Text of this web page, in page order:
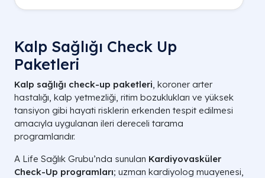
Kalp Sağlığı Check Up
Paketleri
Kalp sağlığı check-up paketleri, koroner arter
hastalığı, kalp yetmezliği, ritim bozuklukları ve yüksek
tansiyon gibi hayati risklerin erkenden tespit edilmesi
amacıyla uygulanan ileri dereceli tarama
programlarıdır.
A Life Sağlık Grubu’nda sunulan Kardiyovasküler
Check-Up programları; uzman kardiyolog muayenesi,